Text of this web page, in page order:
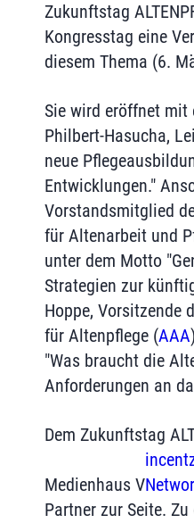
Zukunftstag
Kongresstag eine
diesem Thema (6.
Sie wird eröffnet mit
Philbert-Hasucha,
neue
Entwicklungen."
Vorstandsmitglied
für Altenarbeit und
unter dem Motto
Strategien zur
Hoppe, Vorsitzende
für Altenpflege (AAA
"Was braucht die
Anforderungen an
Dem Zukunftstag
Medienhaus V
Partner zur Seite.